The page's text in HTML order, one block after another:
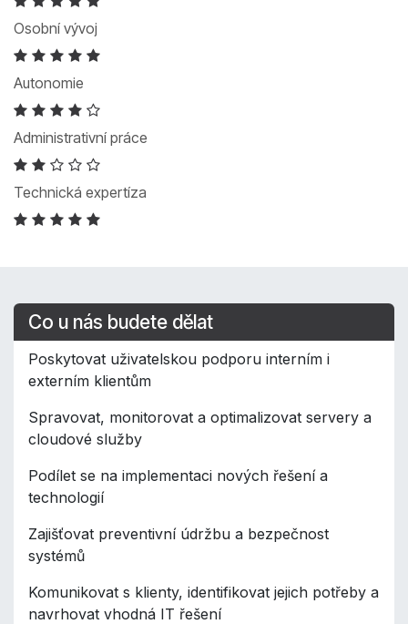
Osobní vývoj
Autonomie
Administrativní práce
Technická expertíza
Co u nás budete dělat
Poskytovat uživatelskou podporu interním i
externím klientům
Spravovat, monitorovat a optimalizovat servery a
cloudové služby
Podílet se na implementaci nových řešení a
technologií
Zajišťovat preventivní údržbu a bezpečnost
systémů
Komunikovat s klienty, identifikovat jejich potřeby a
navrhovat vhodná IT řešení